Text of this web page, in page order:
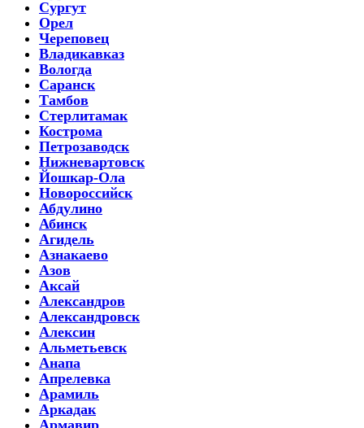
Сургут
Орел
Череповец
Владикавказ
Вологда
Саранск
Тамбов
Стерлитамак
Кострома
Петрозаводск
Нижневартовск
Йошкар-Ола
Новороссийск
Абдулино
Абинск
Агидель
Азнакаево
Азов
Аксай
Александров
Александровск
Алексин
Альметьевск
Анапа
Апрелевка
Арамиль
Аркадак
Армавир